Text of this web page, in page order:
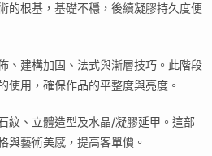
的根基，基礎不穩，後續凝膠持久度便
、建構加固、法式與漸層技巧。此階段
使用，確保作品的平整度與亮度。
紋、立體造型及水晶/凝膠延甲。這部
與藝術美感，提高客單價。